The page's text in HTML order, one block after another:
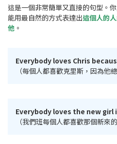
這是一個非常簡單又直接的句型。
能用最自然的方式表達出這個人的
他 。
Everybody loves Chris
（每個人都喜歡克里斯，因為他
Everybody loves the new girl
（我們班每個人都喜歡那個新來的